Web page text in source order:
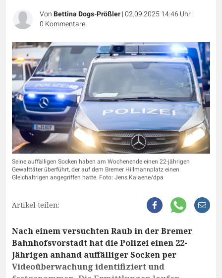
VonBettina Dogs-Prößler|02.09.2025 14:46 Uhr|
0 Kommentare
Seine auffälligen Socken haben am Wochenende einen 22-jährigen
Gewalttäter überführt, der auf dem Bremer Hillmannplatz einen
Gleichaltrigen angegriffen hatte. Foto: Jens Kalaene/dpa
Artikel teilen:
Nach einem versuchten Raub in der Bremer
Bahnhofsvorstadt hat die Polizei einen 22-
Jährigen anhand auffälliger Socken per
Videoüberwachung identifiziert und